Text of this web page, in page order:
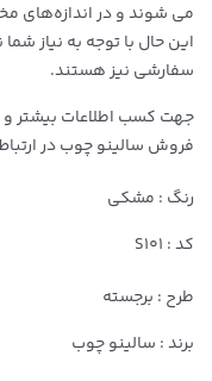
می شوند و در اندازه‌های
این حال با توجه به نیاز
سفارشی نیز هستند.
جهت کسب اطلاعات بیشتر و
فروش سالینو چوب در
رنگ : مشکی
کد : S101
طرح : برجسته
برند : سالینو چوب